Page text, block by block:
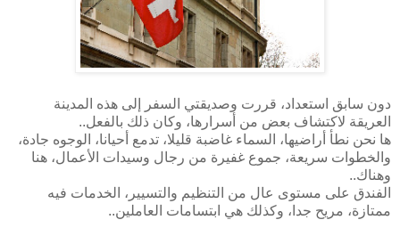
دون سابق استعداد، قررت وصديقتي السفر إلى هذه المدينة
العريقة لاكتشاف بعض من أسرارها، وكان ذلك بالفعل..
ها نحن نطأ أراضيها، السماء غاضبة قليلا، تدمع أحيانا، الوجوه جادة،
والخطوات سريعة، جموع غفيرة من رجال وسيدات الأعمال، هنا
وهناك..
الفندق على مستوى عال من التنظيم والتسيير، الخدمات فيه
ممتازة، مريح جدا، وكذلك هي ابتسامات العاملين..